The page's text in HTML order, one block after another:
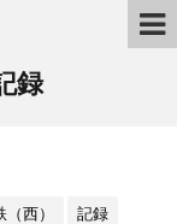
録
（西） 記録